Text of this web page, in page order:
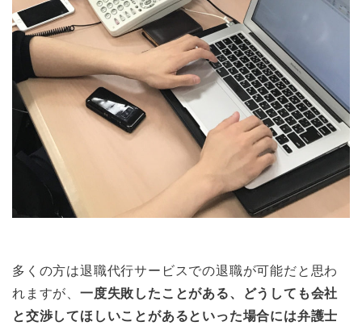
多くの方は退職代行サービスでの退職が可能だと思わ
れますが、 一度失敗したことがある、どうしても会社
と交渉してほしいことがあるといった場合には弁護士